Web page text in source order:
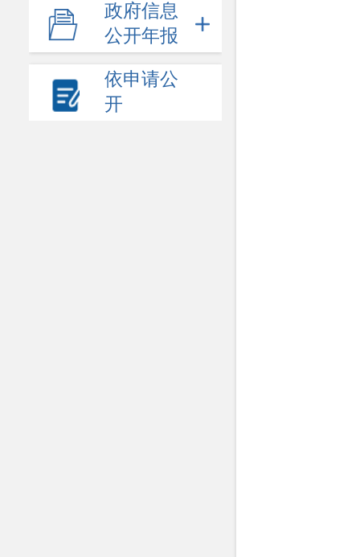
政府信息
公开年报
依申请公
开